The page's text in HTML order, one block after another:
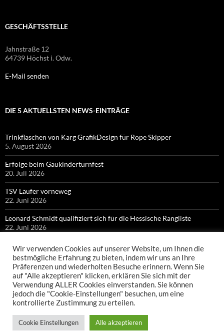
GESCHÄFTSSTELLE
Jahnstraße 12
64739 Höchst i. Odw.
E-Mail senden
DIE 5 AKTUELLSTEN NEWS-EINTRÄGE
Trinkflaschen von Karg GrafikDesign für Rope Skipper
5. August 2026
Erfolge beim Gaukinderturnfest
20. Juli 2026
TSV Läufer vorneweg
22. Juni 2026
Leonard Schmidt qualifiziert sich für die Hessische Rangliste
22. Juni 2026
Bronze für Colin Bischof bei Hessischen Meisterschaften
21. Juni 2026
Wir verwenden Cookies auf unserer Website, um Ihnen die
bestmögliche Erfahrung zu bieten, indem wir uns an Ihre
Präferenzen und wiederholten Besuche erinnern. Wenn Sie
auf "Alle akzeptieren" klicken, erklären Sie sich mit der
Verwendung ALLER Cookies einverstanden. Sie können
jedoch die "Cookie-Einstellungen" besuchen, um eine
kontrollierte Zustimmung zu erteilen.
Cookie Einstellungen Alle akzeptieren